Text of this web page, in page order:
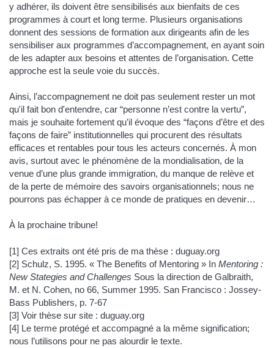
y adhérer, ils doivent être sensibilisés aux bienfaits de ces
programmes à court et long terme. Plusieurs organisations
donnent des sessions de formation aux dirigeants afin de les
sensibiliser aux programmes d’accompagnement, en ayant soin
de les adapter aux besoins et attentes de l’organisation. Cette
approche est la seule voie du succès.
Ainsi, l’accompagnement ne doit pas seulement rester un mot
qu'il fait bon d'entendre, car “personne n’est contre la vertu”,
mais je souhaite fortement qu’il évoque des “façons d’être et des
façons de faire” institutionnelles qui procurent des résultats
efficaces et rentables pour tous les acteurs concernés. À mon
avis, surtout avec le phénomène de la mondialisation, de la
venue d’une plus grande immigration, du manque de relève et
de la perte de mémoire des savoirs organisationnels; nous ne
pourrons pas échapper à ce monde de pratiques en devenir…
À la prochaine tribune!
[1] Ces extraits ont été pris de ma thèse : duguay.org
[2] Schulz, S. 1995. « The Benefits of Mentoring » In Mentoring :
New Stategies and Challenges Sous la direction de Galbraith,
M. et N. Cohen, no 66, Summer 1995. San Francisco : Jossey-
Bass Publishers, p. 7-67
[3] Voir thèse sur site : duguay.org
[4] Le terme protégé et accompagné a la même signification;
nous l’utilisons pour ne pas alourdir le texte.